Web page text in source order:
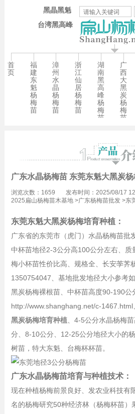
台湾黑高峰
黑晶黑魁
首
页
福
建
东
魁
杨
梅
苗
漳
州
水
晶
杨
梅
苗
浙
江
仙
居
杨
梅
苗
湖
南
黑
高
峰
杨
梅
苗
广
西
大
黑
炭
杨
梅
苗
广东水晶杨梅苗 东莞东魁大黑炭
浏览次数：1659
发布时间：2025/08/17
2025扁山杨梅苗木基地>广东杨梅苗批发>东
东莞东魁大黑炭杨梅培育种植：
广东省的东莞市（虎门）水晶杨梅苗批
中杯苗地径2-3公分高100公分左右、质
梅小杯苗性价比高、规格全、长安荸荠
1350754047、基地批发地径大小参考
黑炭杨梅裸根苗、中杯苗高度90-190公
http://www.shanghang.net/c-
黑炭杨梅培育种植、4-5公分水晶杨梅
分、8-10公分、12-25公分地径大小的
树苗，特大东魁、台梅杯杯苗。
广东水晶杨梅苗培育与种植技术：
现在种植杨梅前景良好、发农业科技有
名的杨梅研究50种经济林（杨梅杯苗）